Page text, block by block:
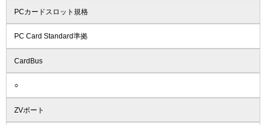
PCカードスロット規格
PC Card Standard準拠
CardBus
○
ZVポート